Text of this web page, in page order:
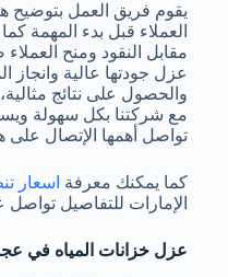
يقوم فريق العمل بتوضيح
العملاء قبل بدء المهمة
مقابل النقود ومنح
عزل جودتها عالية
والحصول على نتائج
مع شركتنا بكل سهولة
تواصل أهمها الإتصال على
كما يمكنك معرفة اسعار
الإمارات للتفاصيل تواصل على
عزل خزانات المياه في